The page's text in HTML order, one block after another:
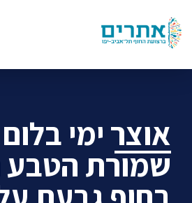
קבוצת
אתרים
-
אוצר ימי
שמורת הטבע